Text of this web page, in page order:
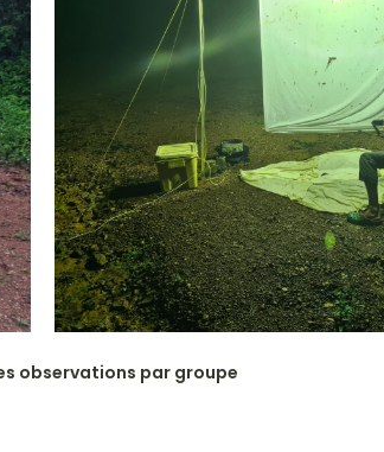
observations par groupe